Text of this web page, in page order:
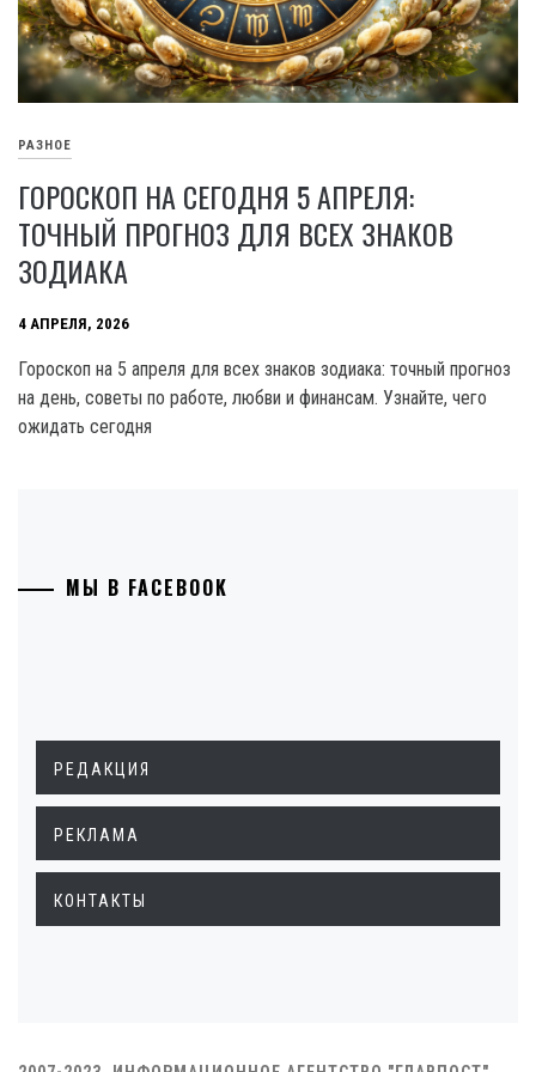
РАЗНОЕ
ГОРОСКОП НА СЕГОДНЯ 5 АПРЕЛЯ:
ТОЧНЫЙ ПРОГНОЗ ДЛЯ ВСЕХ ЗНАКОВ
ЗОДИАКА
4 АПРЕЛЯ, 2026
Гороскоп на 5 апреля для всех знаков зодиака: точный прогноз
на день, советы по работе, любви и финансам. Узнайте, чего
ожидать сегодня
МЫ В FACEBOOK
РЕДАКЦИЯ
РЕКЛАМА
КОНТАКТЫ